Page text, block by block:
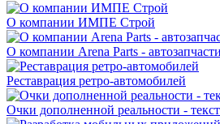
О компании ИМПЕ Строй
О компании Arena Parts - автозапчасти
Реставрация ретро-автомобилей
Очки дополненной реальности -